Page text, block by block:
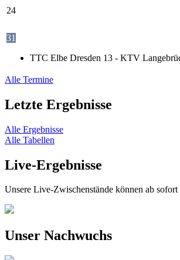
24
31
TTC Elbe Dresden 13 - KTV
Alle Termine
Letzte Ergebnisse
Alle Ergebnisse
Alle Tabellen
Live-Ergebnisse
Unsere Live-Zwischenstände können ab
Unser Nachwuchs